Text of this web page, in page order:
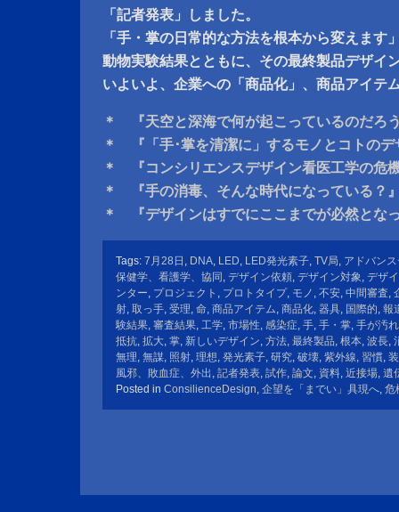
「記者発表」しました。
「手・掌の日常的な方法を根本から変えます
動物実験結果とともに、その最終製品デザイ
いよいよ、企業への「商品化」、商品アイテ
＊ 『天空と深海で何が起こっているのだろ
＊ 『「手･掌を清潔に」するモノとコトのデ
＊ 『コンシリエンスデザイン看医工学の危
＊ 『手の消毒、そんな時代になっている？
＊ 『デザインはすでにここまでが必然とな
Tags: 7月28日 , DNA, LED, LED発光素子, TV局, アドバン
保健学、看護学、協同 , デザイン依頼, デザイン対象, デザ
ンター, プロジェクト , プロトタイプ, モノ , 不安, 中間審査,
射, 取っ手, 受理, 命, 商品アイテム, 商品化, 器具, 国際的, 報
験結果, 審査結果, 工学, 市場性, 感染症, 手, 手・掌, 手が汚
抵抗, 拡大, 掌, 新しいデザイン, 方法, 最終製品, 根本, 波長,
無理, 無謀, 照射, 理想, 発光素子, 研究, 破壊, 紫外線, 習慣,
風邪、敗血症、外出 , 記者発表, 試作, 論文, 資料, 近接場, 遺
Posted in ConsilienceDesign, 企望を「までい」具現へ, 危